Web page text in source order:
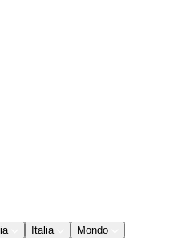
Italia
Mondo